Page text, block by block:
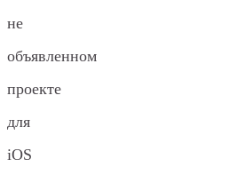
не
объявленном
проекте
для
iOS